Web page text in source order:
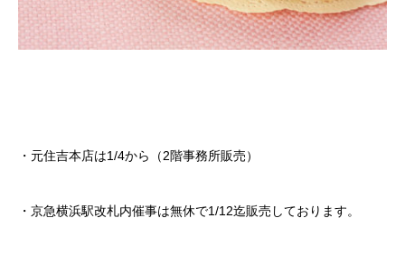
・元住吉本店は1/4から（2階事務所販売）
・京急横浜駅改札内催事は無休で1/12迄販売しております。